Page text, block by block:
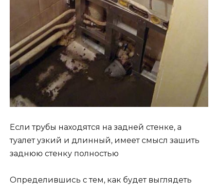
Если трубы находятся на задней стенке, а
туалет узкий и длинный, имеет смысл зашить
заднюю стенку полностью
Определившись с тем, как будет выглядеть